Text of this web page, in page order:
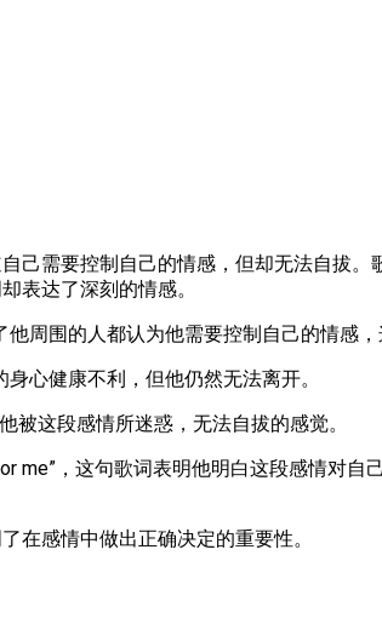
需要控制自己的情感，但却无法自拔
表达了深刻的情感。
他周围的人都认为他需要控制自己的情感
心健康不利，但他仍然无法离开。
被这段感情所迷惑，无法自拔的感觉。
me”，这句歌词表明他明白这段感情对
在感情中做出正确决定的重要性。